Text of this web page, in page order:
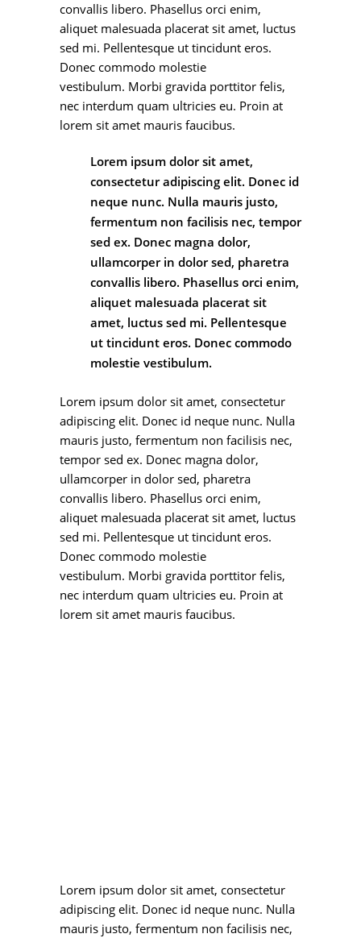
convallis libero. Phasellus orci enim,
aliquet malesuada placerat sit amet, luctus
sed mi. Pellentesque ut tincidunt eros.
Donec commodo molestie
vestibulum. Morbi gravida porttitor felis,
nec interdum quam ultricies eu. Proin at
lorem sit amet mauris faucibus.
Lorem ipsum dolor sit amet,
consectetur adipiscing elit. Donec id
neque nunc. Nulla mauris justo,
fermentum non facilisis nec, tempor
sed ex. Donec magna dolor,
ullamcorper in dolor sed, pharetra
convallis libero. Phasellus orci enim,
aliquet malesuada placerat sit
amet, luctus sed mi. Pellentesque
ut tincidunt eros. Donec commodo
molestie vestibulum.
Lorem ipsum dolor sit amet, consectetur
adipiscing elit. Donec id neque nunc. Nulla
mauris justo, fermentum non facilisis nec,
tempor sed ex. Donec magna dolor,
ullamcorper in dolor sed, pharetra
convallis libero. Phasellus orci enim,
aliquet malesuada placerat sit amet, luctus
sed mi. Pellentesque ut tincidunt eros.
Donec commodo molestie
vestibulum. Morbi gravida porttitor felis,
nec interdum quam ultricies eu. Proin at
lorem sit amet mauris faucibus.
Lorem ipsum dolor sit amet, consectetur
adipiscing elit. Donec id neque nunc. Nulla
mauris justo, fermentum non facilisis nec,